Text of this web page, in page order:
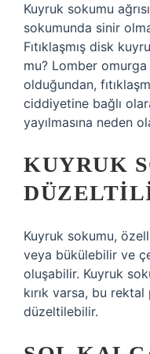
Kuyruk sokumu
sokumunda sinir
Fıtıklaşmış disk
mu? Lomber
olduğundan,
ciddiyetine bağlı
yayılmasına neden
KUYRUK
Kuyruk sokumu,
veya bükülebilir ve
oluşabilir. Kuyruk
kırık varsa, bu
düzeltilebilir.